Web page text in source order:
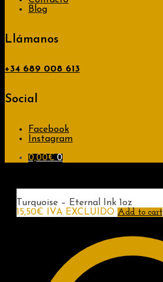
Blog
Llámanos
+34 689 008 613
Social
Facebook
Instagram
0,00€ 0
Turquoise – Eternal Ink 1oz
15,50€ IVA EXCLUIDO Add to cart